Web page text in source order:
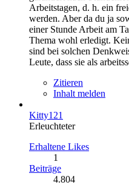
Arbeitstagen, d. h. ein
werden. Aber da du ja
einer Stunde Arbeit am
Thema wohl erledigt.
sind bei solchen
Leute, dass sie als
Zitieren
Inhalt melden
Kitty121
Erleuchteter
Erhaltene Likes
1
Beiträge
4.804